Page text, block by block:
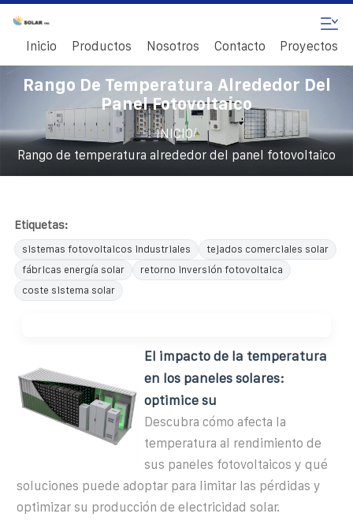
Inicio Productos Nosotros Contacto Proyectos
Rango De Temperatura Alrededor Del
Panel Fotovoltaico
INICIO/
Rango de temperatura alrededor del panel fotovoltaico
Etiquetas:
sistemas fotovoltaicos industriales
tejados comerciales solar
fábricas energía solar
retorno inversión fotovoltaica
coste sistema solar
El impacto de la temperatura
en los paneles solares:
optimice su
Descubra cómo afecta la
temperatura al rendimiento de
sus paneles fotovoltaicos y qué
soluciones puede adoptar para limitar las pérdidas y
optimizar su producción de electricidad solar.